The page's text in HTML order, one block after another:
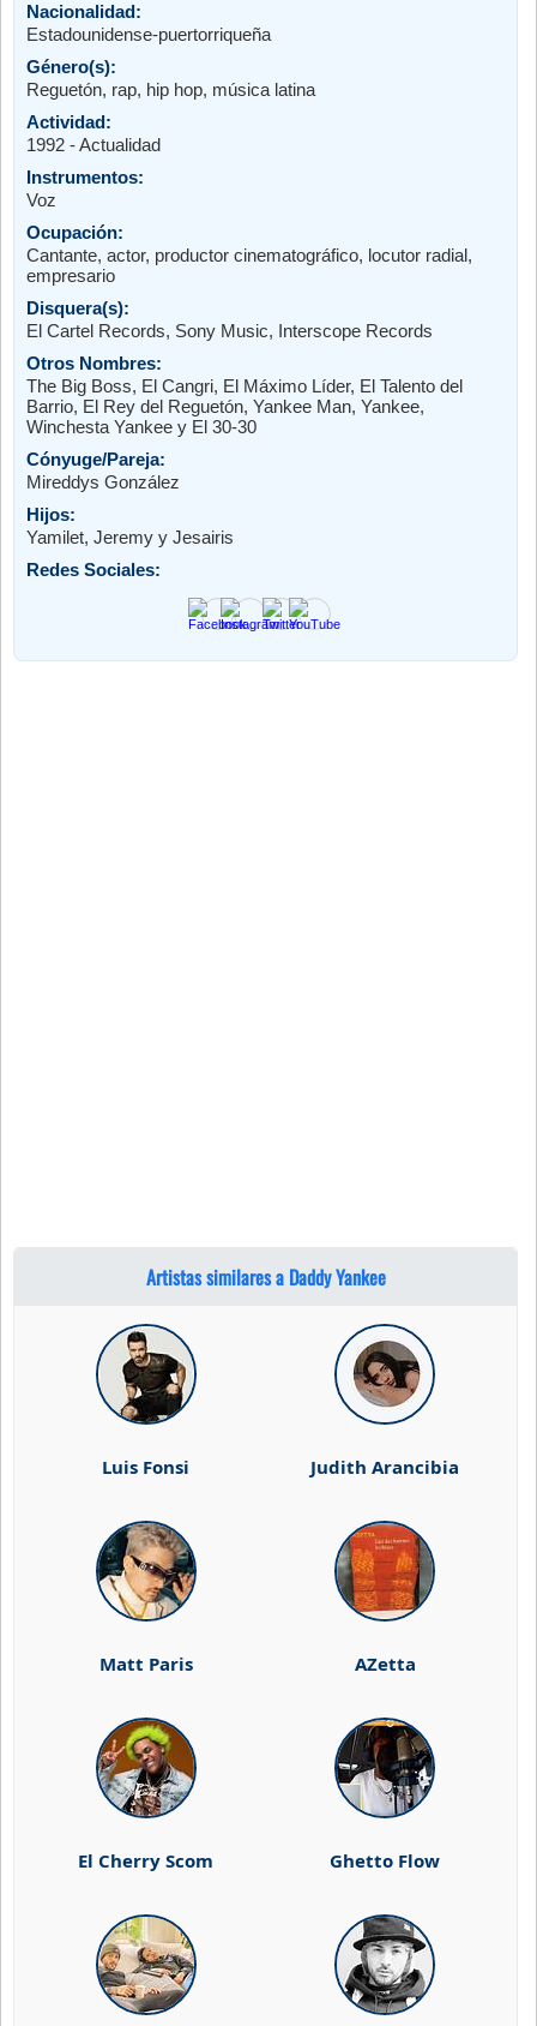
Nacionalidad:
Estadounidense-puertorriqueña
Género(s):
Reguetón, rap, hip hop, música latina
Actividad:
1992 - Actualidad
Instrumentos:
Voz
Ocupación:
Cantante, actor, productor cinematográfico, locutor radial,
empresario
Disquera(s):
El Cartel Records, Sony Music, Interscope Records
Otros Nombres:
The Big Boss, El Cangri, El Máximo Líder, El Talento del
Barrio, El Rey del Reguetón, Yankee Man, Yankee,
Winchesta Yankee y El 30-30
Cónyuge/Pareja:
Mireddys González
Hijos:
Yamilet, Jeremy y Jesairis
Redes Sociales:
Artistas similares a Daddy Yankee
Luis Fonsi Judith Arancibia
Matt Paris AZetta
El Cherry Scom Ghetto Flow